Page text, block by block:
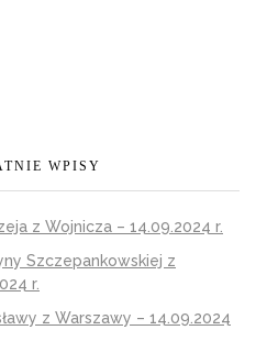
WPISY
z Wojnicza – 14.09.2024 r.
Szczepankowskiej z
r.
z Warszawy – 14.09.2024